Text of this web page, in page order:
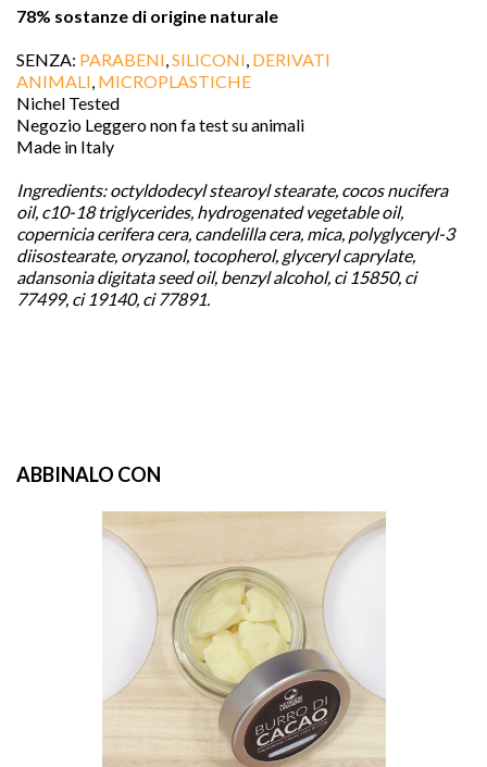
78% sostanze di origine naturale
SENZA: PARABENI SILICONI DERIVATI
ANIMALI MICROPLASTICHE
Nichel Tested
Negozio Leggero non fa test su animali
Made in Italy
Ingredients:octyldodecyl stearoyl stearate, cocos nucifera
oil, c10-18 triglycerides, hydrogenated vegetable oil,
copernicia cerifera cera, candelilla cera, mica, polyglyceryl-3
diisostearate, oryzanol, tocopherol, glyceryl caprylate,
adansonia digitata seed oil, benzyl alcohol, ci 15850, ci
77499, ci 19140, ci 77891.
ABBINALO CON